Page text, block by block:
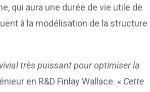
qui aura une durée de vie utile de
à la modélisation de la structure
très puissant pour optimiser la
en R&D Finlay Wallace. « Cette